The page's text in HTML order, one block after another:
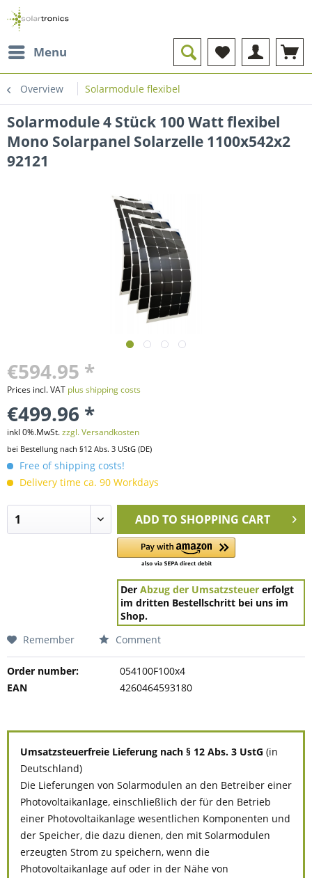
Menu
Overview Solarmodule flexibel
Solarmodule 4 Stück 100 Watt flexibel
Mono Solarpanel Solarzelle 1100x542x2
92121
€594.95 *
Prices incl. VAT plus shipping costs
€499.96 *
inkl 0%.MwSt.zzgl. Versandkosten
bei Bestellung nach §12 Abs. 3 UStG (DE)
Free of shipping costs!
Delivery time ca. 90 Workdays
ADD TO SHOPPING CART
DerAbzug der Umsatzsteuer erfolgt
im dritten Bestellschritt bei uns im
Shop.
Remember
Comment
Order number:
054100F100x4
EAN
4260464593180
Umsatzsteuerfreie Lieferung nach § 12 Abs. 3 UstG (in
Deutschland)
Die Lieferungen von Solarmodulen an den Betreiber einer
Photovoltaikanlage, einschließlich der für den Betrieb
einer Photovoltaikanlage wesentlichen Komponenten und
der Speicher, die dazu dienen, den mit Solarmodulen
erzeugten Strom zu speichern, wenn die
Photovoltaikanlage auf oder in der Nähe von